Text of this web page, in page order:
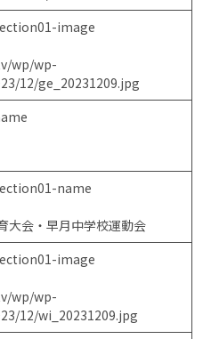
image
wp/wp-
12/ge_20231209.jpg
name
大会・早月中学校運動会
image
wp/wp-
12/wi_20231209.jpg